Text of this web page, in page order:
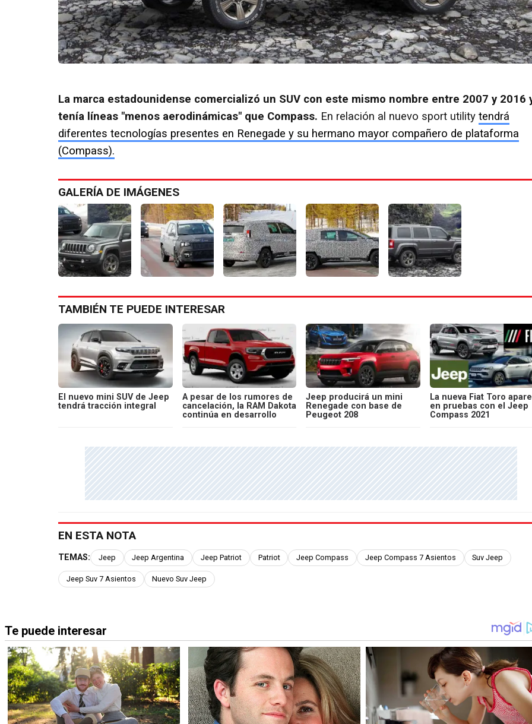
La marca estadounidense comercializó un SUV con este mismo nombre entre 2007 y 2016
tenía líneas "menos aerodinámicas" que Compass. En relación al nuevo sport utility tendrá
diferentes tecnologías presentes en Renegade y su hermano mayor compañero de plataforma
(Compass).
GALERÍA DE IMÁGENES
TAMBIÉN TE PUEDE INTERESAR
El nuevo mini SUV de Jeep
tendrá tracción integral
A pesar de los rumores de
cancelación, la RAM Dakota
continúa en desarrollo
Jeep producirá un mini
Renegade con base de
Peugeot 208
La nueva Fiat Toro
en pruebas con el Jeep
Compass 2021
EN ESTA NOTA
TEMAS: Jeep Jeep Argentina Jeep Patriot Patriot Jeep Compass Jeep Compass 7 Asientos Suv Jeep
Jeep Suv 7 Asientos Nuevo Suv Jeep